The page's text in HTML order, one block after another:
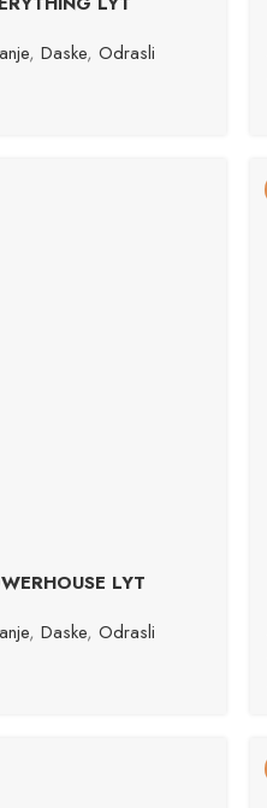
, Daske, Odrasli
LYT
, Daske, Odrasli